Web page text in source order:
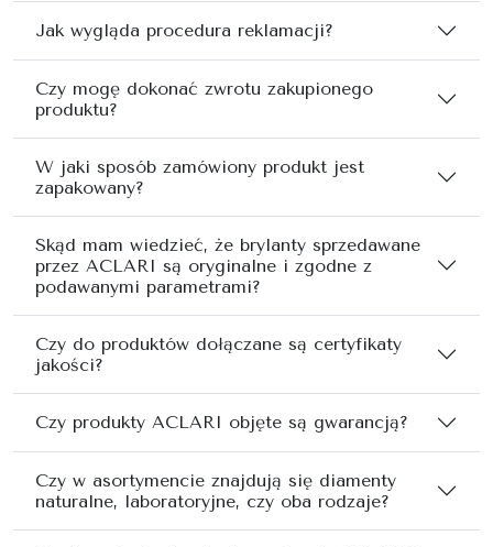
Jak wygląda procedura reklamacji?
Czy mogę dokonać zwrotu zakupionego
produktu?
W jaki sposób zamówiony produkt jest
zapakowany?
Skąd mam wiedzieć, że brylanty sprzedawane
przez ACLARI są oryginalne i zgodne z
podawanymi parametrami?
Czy do produktów dołączane są certyfikaty
jakości?
Czy produkty ACLARI objęte są gwarancją?
Czy w asortymencie znajdują się diamenty
naturalne, laboratoryjne, czy oba rodzaje?